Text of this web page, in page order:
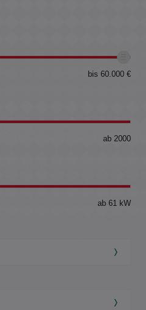
bis 60.000 €
ab 2000
ab 61 kW